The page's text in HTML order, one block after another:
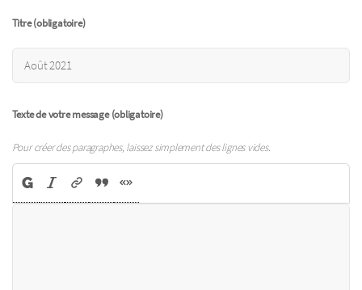
Titre (obligatoire)
Texte de votre message (obligatoire)
Pour créer des paragraphes, laissez simplement des lignes vides.